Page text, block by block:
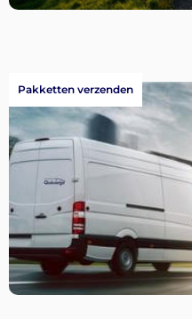
Pakketten verzenden